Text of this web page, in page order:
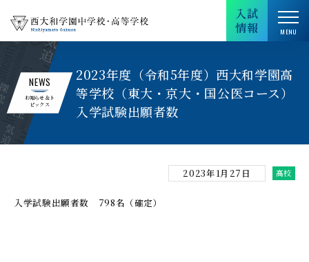
入試
情報
NEWS
お知らせ＆ト
ピックス
2023年度（令和5年度）西大和学園高
等学校（東大・京大・国公医コース）
入学試験出願者数
2023年1月27日 高校
入学試験出願者数 798名（確定）